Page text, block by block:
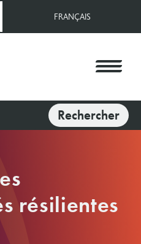
FRANÇAIS
Rechercher
résilientes